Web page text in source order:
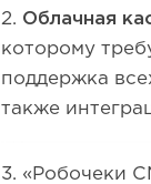
2. Облачная
которому
поддержка
также
3. «Робочеки